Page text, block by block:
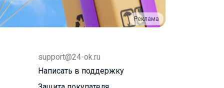
Реклама
support@24-ok.ru
Написать в поддержку